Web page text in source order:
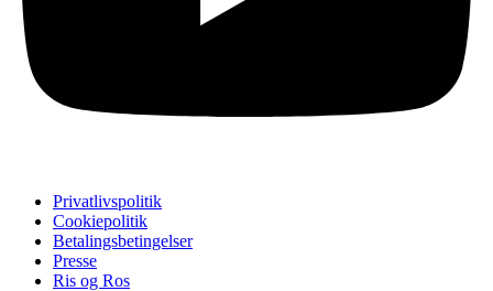
Privatlivspolitik
Cookiepolitik
Betalingsbetingelser
Presse
Ris og Ros